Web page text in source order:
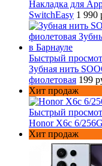
Накладка для
SwitchEasy 1 990
Быстрый
Зубная нить
фиолетовая 199
Хит продаж
Быстрый
Honor X6c 6/
Хит продаж